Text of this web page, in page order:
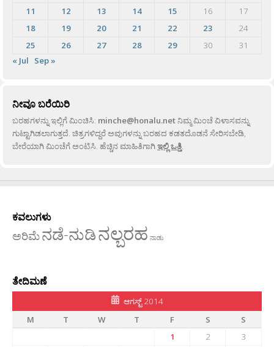
11
12 13 14 15 16
17
18
19 20 21 22 23
24
25
26 27 28 29 30
31
« Jul
Sep »
ನೀವೂ ಬರೆಯಿರಿ
ಬರಹಗಳನ್ನು ಇಲ್ಲಿಗೆ ಮಿಂಚಿಸಿ: minche@honalu.netನಿಮ್ಮ ಮಿಂಚೆ ವಿಳಾಸವನ್ನು
ಗುಟ್ಟಾಗಿಡಲಾಗುತ್ತದೆ. ಚಿತ್ರಗಳಿದ್ದರೆ ಅವುಗಳನ್ನು ಬರಹದ ಕಡತದೊಡನೆ ಸೇರಿಸಬೇಡಿ,
ಬೇರೆಯಾಗಿ ಮಿಂಚೆಗೆ ಅಂಟಿಸಿ. ಹೆಚ್ಚಿನ ಮಾಹಿತಿಗಾಗಿಇಲ್ಲಿ ಒತ್ತಿ.
ಕವಲುಗಳು
ಅರಿಮೆನಡೆ-ನುಡಿನಲ್ಬರಹ ನಾಡು
ತೇದಿಮಣೆ
ಆಗಸ್ಟ್ 2014
M
T W T F S
S
1
2
3